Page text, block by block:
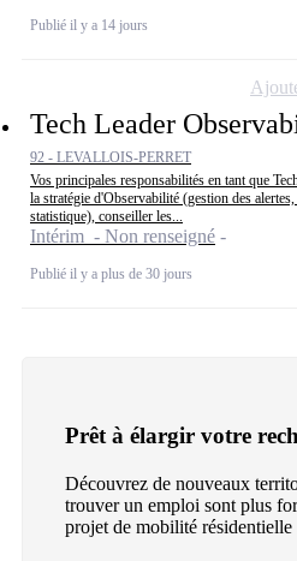
Publié il y a 14 jours
Tech Leader
92 - LEVALLOIS-PERRET
Vos principales responsabilités en tant que
la stratégie d'Observabilité (gestion des
statistique), conseiller les...
Intérim - Non renseigné
Publié il y a plus de 30 jours
Prêt à élargir votre
Découvrez de nouveaux
trouver un emploi sont plus
projet de mobilité résidentielle